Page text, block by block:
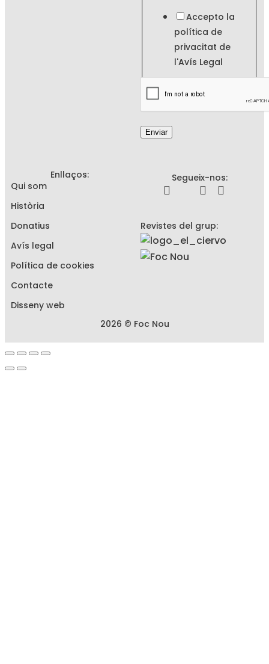
Accepto la
política de
privacitat de
l'Avís Legal
Enviar
Enllaços:
Qui som
Història
Donatius
Avís legal
Política de cookies
Contacte
Disseny web
Segueix-nos:
Revistes del grup:
2026 © Foc Nou